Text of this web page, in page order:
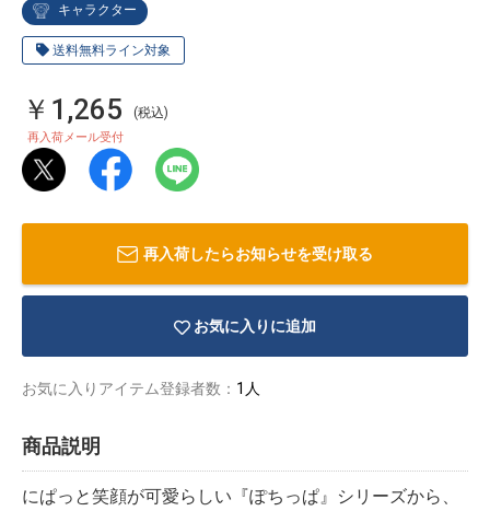
キャラクター
送料無料ライン対象
￥1,265 (税込)
再入荷メール受付
再入荷したらお知らせを受け取る
お気に入りに追加
お気に入りアイテム登録者数： 1人
商品説明
にぱっと笑顔が可愛らしい『ぽちっぱ』シリーズから、
イラストレ
ーター
ッズ